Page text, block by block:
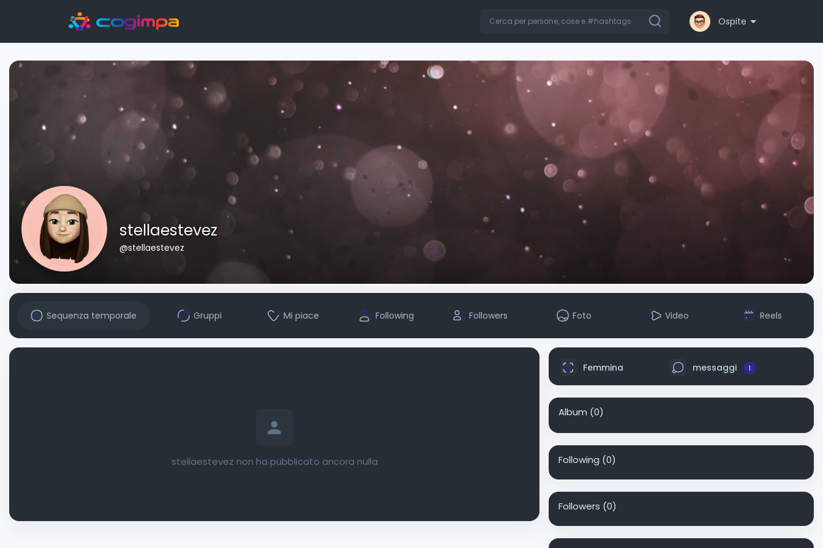
Ospite
stellaestevez
@stellaestevez
Sequenza temporale Gruppi Mi piace Following Followers Foto Video Reels
stellaestevez non ha pubblicato ancora nulla
Femmina messaggi 1
Album (0)
Following (0)
Followers (0)